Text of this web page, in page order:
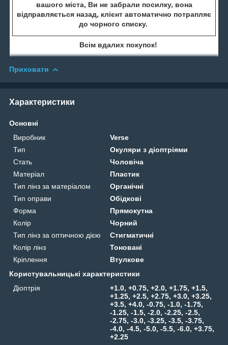
вашого міста, Ви не забрали посилку, вона
відправляється назад, клієнт автоматично потрапляє
до чорного списку.
Всім вдалих покупок!
Приховати
Характеристики
Основні
Виробник
Verse
Тип
Окуляри з діоптріями
Стать
Чоловіча
Матеріал
Пластик
Тип лінз за матеріалом
Органічні
Тип оправи
Обідкові
Форма
Прямокутна
Колір
Чорний
Тип лінз за оптичною дією
Стигматичні
Колір лінз
Тоновані
Кріплення
Втулкове
Користувальницькі характеристики
Діоптрія
+1.0, +0.75, +2.0, +1.75, +1.5,
+1.25, +2.5, +2.75, +3.0, +3.25,
+3.5, +4.0, -0.75, -1.0, -1.75,
-1.25, -1.5, -2.0, -2.25, -2.5,
-2.75, -3.0, -3.25, -3.5, -3.75,
-4.0, -4.5, -5.0, -5.5, -6.0, +3.75,
+2.25